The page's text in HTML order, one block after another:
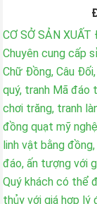
CƠ SỞ SẢN XUẤT
Chuyên cung cấp
Chữ Đồng, Câu
quý, tranh Mã đáo
chơi trăng, tranh
đồng quạt mỹ
linh vật bằng
đáo, ấn tượng với
Quý khách có thể
thủy với giá hợp lý